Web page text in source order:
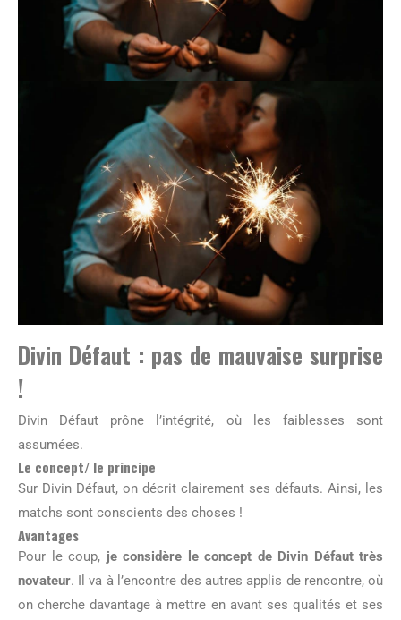
Divin Défaut : pas de mauvaise surprise
!
Divin Défaut prône l’intégrité, où les faiblesses sont
assumées.
Le concept/ le principe
Sur Divin Défaut, on décrit clairement ses défauts. Ainsi, les
matchs sont conscients des choses !
Avantages
Pour le coup, je considère le concept de Divin Défaut très
novateur. Il va à l’encontre des autres applis de rencontre, où
on cherche davantage à mettre en avant ses qualités et ses